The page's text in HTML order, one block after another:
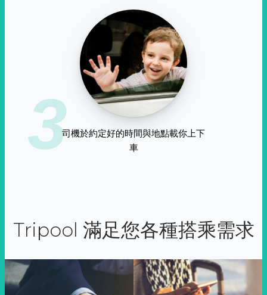
3司機於約定好的時間與地點載你上下
車
Tripool 滿足您各種搭乘需求